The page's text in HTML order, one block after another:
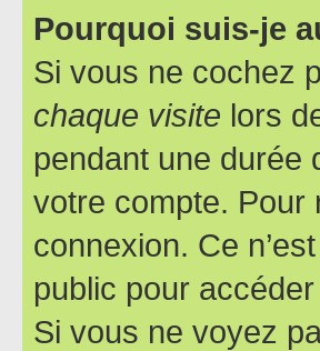
Pourquoi suis-je
Si vous ne cochez
chaque visite lors
pendant une durée
votre compte. Pour
connexion. Ce
public pour
Si vous ne voyez